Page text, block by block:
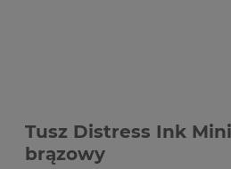
Tusz Distress Ink
brązowy